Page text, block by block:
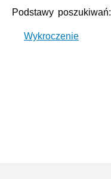
Podstawy poszukiwań:
Wykroczenie